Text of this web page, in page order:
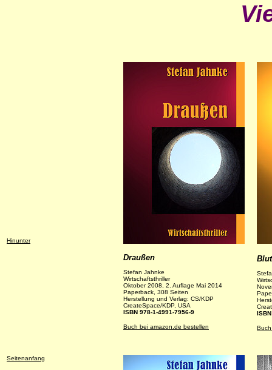
Hinunter
Draußen
Stefan Jahnke
Wirtschaftsthriller
Oktober 2008, 2. Auflage Mai 2014
Paperback, 308 Seiten
Herstellung und Verlag: CS/KDP
CreateSpace/KDP, USA
ISBN 978-1-4991-7956-9
Buch bei amazon.de bestellen
Blut
Seitenanfang